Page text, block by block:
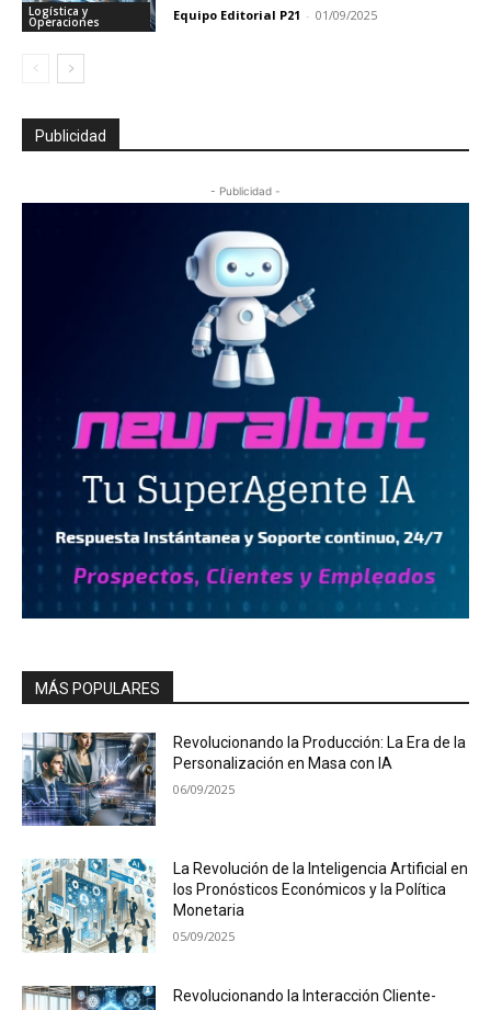
Logística y
Operaciones Equipo Editorial P21 - 01/09/2025
Publicidad
- Publicidad -
MÁS POPULARES
Revolucionando la Producción: La Era de la
Personalización en Masa con IA
06/09/2025
La Revolución de la Inteligencia Artificial en
los Pronósticos Económicos y la Política
Monetaria
05/09/2025
Revolucionando la Interacción Cliente-